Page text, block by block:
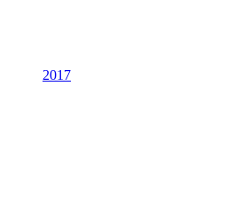
2017